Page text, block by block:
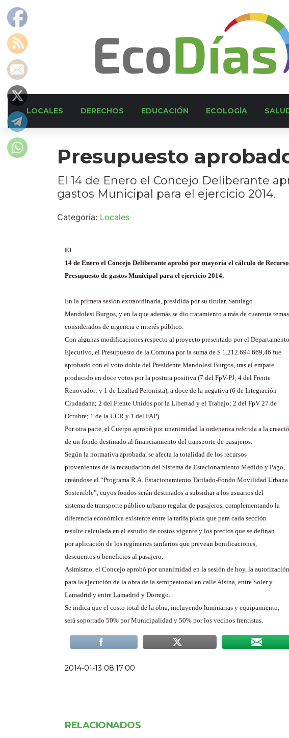
LOCALES DERECHOS EDUCACIÓN ECOLOGÍA
Presupuesto
El 14 de Enero el Concejo Deliberante
gastos Municipal para el ejercicio 2014.
Categoría: Locales
El
14 de Enero el Concejo Deliberante aprobó por mayoría el cálculo de
Presupuesto de gastos Municipal para el ejercicio 2014.
En la primera sesión extraordinaria, presidida por su titular, Santiago
Mandolesi Burgos, y en la que además se dio tratamiento a más de cuarenta temas
considerados de urgencia e interés público.
Con algunas modificaciones respecto al proyecto presentado por el Departamento
Ejecutivo, el Presupuesto de la Comuna por la suma de $ 1.212.694.669,46 fue
aprobado con el voto doble del Presidente Mandolesi Burgos, tras el empate
producido en doce votos por la postura positiva (7 del FpV-PJ; 4 del Frente
Renovador; y 1 de Lealtad Peronista), a doce de la negativa (6 de Integración
Ciudadana; 2 del Frente Unidos por la Libertad y el Trabajo; 2 del FpV 27 de
Octubre; 1 de la UCR y 1 del FAP).
Por otra parte, el Cuerpo aprobó por unanimidad la ordenanza referida a la
de un fondo destinado al financiamiento del transporte de pasajeros.
Según la normativa aprobada, se afecta la totalidad de los recursos
provenientes de la recaudación del Sistema de Estacionamiento Medido y Pago,
creándose el “Programa R.A. Estacionamiento Tarifado-Fondo Movilidad Urbana
Sostenible”, cuyos fondos serán destinados a subsidiar a los usuarios del
sistema de transporte público urbano regular de pasajeros, complementando la
diferencia económica existente entre la tarifa plana que para cada sección
resulte calculada en el estudio de costos vigente y los precios que se definan
por aplicación de los regímenes tarifarios que prevean bonificaciones,
descuentos o beneficios al pasajero.
Asimismo, el Concejo aprobó por unanimidad en la sesión de hoy, la autorización
para la ejecución de la obra de la semipeatonal en calle Alsina, entre Soler y
Lamadrid y entre Lamadrid y Dorrego.
Se indica que el costo total de la obra, incluyendo luminarias y equipamiento,
será soportado 50% por Municipalidad y 50% por los vecinos frentistas.
2014-01-13 08:17:00
RELACIONADOS